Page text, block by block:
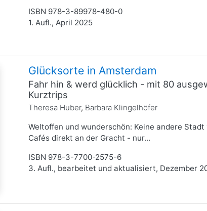
ISBN 978-3-89978-480-0
1. Aufl., April 2025
Glücksorte in Amsterdam
Fahr hin & werd glücklich - mit 80
Kurztrips
Theresa Huber, Barbara Klingelhöfer
Weltoffen und wunderschön: Keine andere
Cafés direkt an der Gracht - nur...
ISBN 978-3-7700-2575-6
3. Aufl., bearbeitet und aktualisiert, Dezember